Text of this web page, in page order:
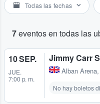
Todas las fechas
7eventos en todas las
10 SEP.
JUE.
7:00 p. m.
Jimmy Carr
Alban Arena,
No hay boletos